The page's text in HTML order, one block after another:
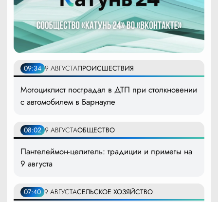
09:34 9 АВГУСТАПРОИСШЕСТВИЯ
Мотоциклист пострадал в ДТП при столкновении
с автомобилем в Барнауле
08:02 9 АВГУСТАОБЩЕСТВО
Пантелеймон-целитель: традиции и приметы на
9 августа
07:40 9 АВГУСТАСЕЛЬСКОЕ ХОЗЯЙСТВО